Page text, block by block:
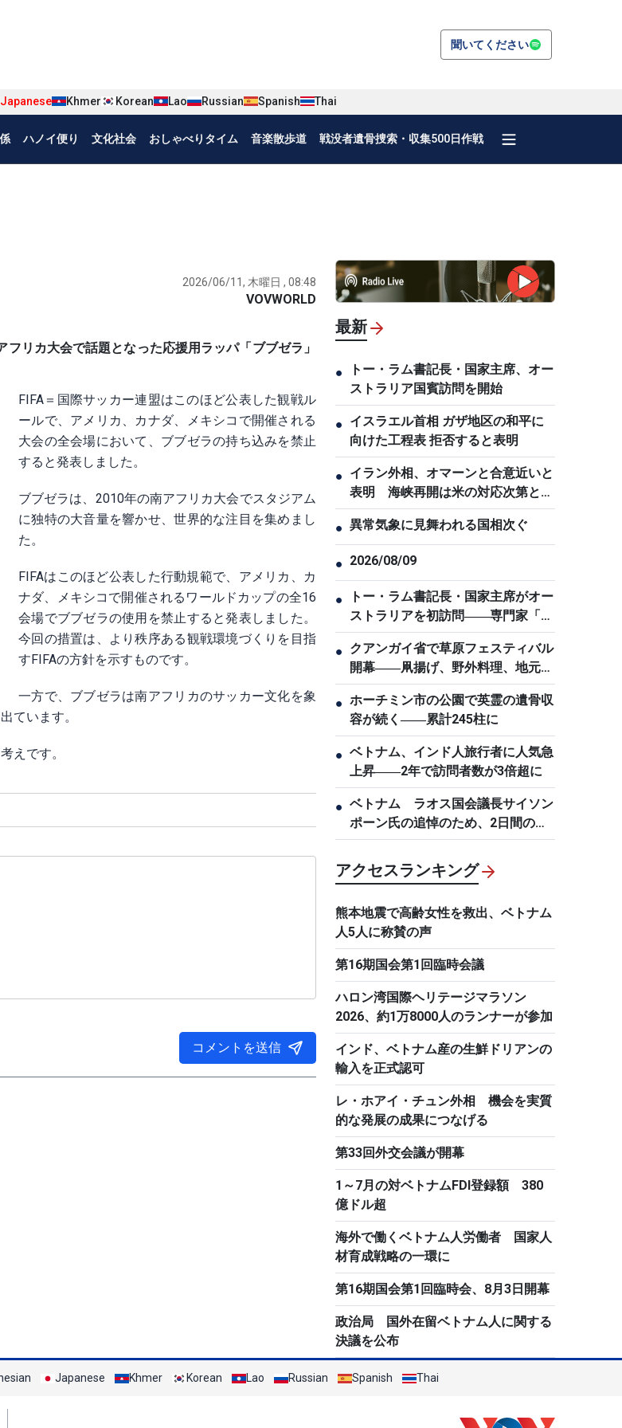
聞いてください
Japanese Khmer Korean Lao Russian Spanish Thai
ハノイ便り 文化社会 おしゃべりタイム 音楽散歩道 戦没者遺骨捜索・収集500日作戦
2026/06/11, 木曜日 , 08:48
VOVWORLD
リカ大会で話題となった応援用ラッパ「ブブゼラ」
FIFA＝国際サッカー連盟はこのほど公表した観戦ル
ールで、アメリカ、カナダ、メキシコで開催される
大会の全会場において、ブブゼラの持ち込みを禁止
すると発表しました。
ブブゼラは、2010年の南アフリカ大会でスタジアム
に独特の大音量を響かせ、世界的な注目を集めまし
た。
FIFAはこのほど公表した行動規範で、アメリカ、カ
ナダ、メキシコで開催されるワールドカップの全16
会場でブブゼラの使用を禁止すると発表しました。
今回の措置は、より秩序ある観戦環境づくりを目指
すFIFAの方針を示すものです。
一方で、ブブゼラは南アフリカのサッカー文化を象
ています。
えです。
コメントを送信
最新
●
トー・ラム書記長・国家主席、オー
ストラリア国賓訪問を開始
● イスラエル首相 ガザ地区の和平に
向けた工程表 拒否すると表明
● イラン外相、オマーンと合意近いと
表明 海峡再開は米の対応次第と指
摘
● 異常気象に見舞われる国相次ぐ
● 2026/08/09
●
トー・ラム書記長・国家主席がオー
ストラリアを初訪問――専門家「両
国の信頼関係の高まりを示す歴史的
な節目」
● クアンガイ省で草原フェスティバル
開幕――凧揚げ、野外料理、地元産
品の市など2日間
● ホーチミン市の公園で英霊の遺骨収
容が続く――累計245柱に
● ベトナム、インド人旅行者に人気急
上昇――2年で訪問者数が3倍超に
● ベトナム ラオス国会議長サイソン
ポーン氏の追悼のため、2日間の国
喪を執り行う
アクセスランキング
熊本地震で高齢女性を救出、ベトナム
人5人に称賛の声
第16期国会第1回臨時会議
ハロン湾国際ヘリテージマラソン
2026、約1万8000人のランナーが参加
インド、ベトナム産の生鮮ドリアンの
輸入を正式認可
レ・ホアイ・チュン外相 機会を実質
的な発展の成果につなげる
第33回外交会議が開幕
1～7月の対ベトナムFDI登録額 380
億ドル超
海外で働くベトナム人労働者 国家人
材育成戦略の一環に
第16期国会第1回臨時会、8月3日開幕
政治局 国外在留ベトナム人に関する
決議を公布
Japanese Khmer Korean Lao Russian Spanish Thai